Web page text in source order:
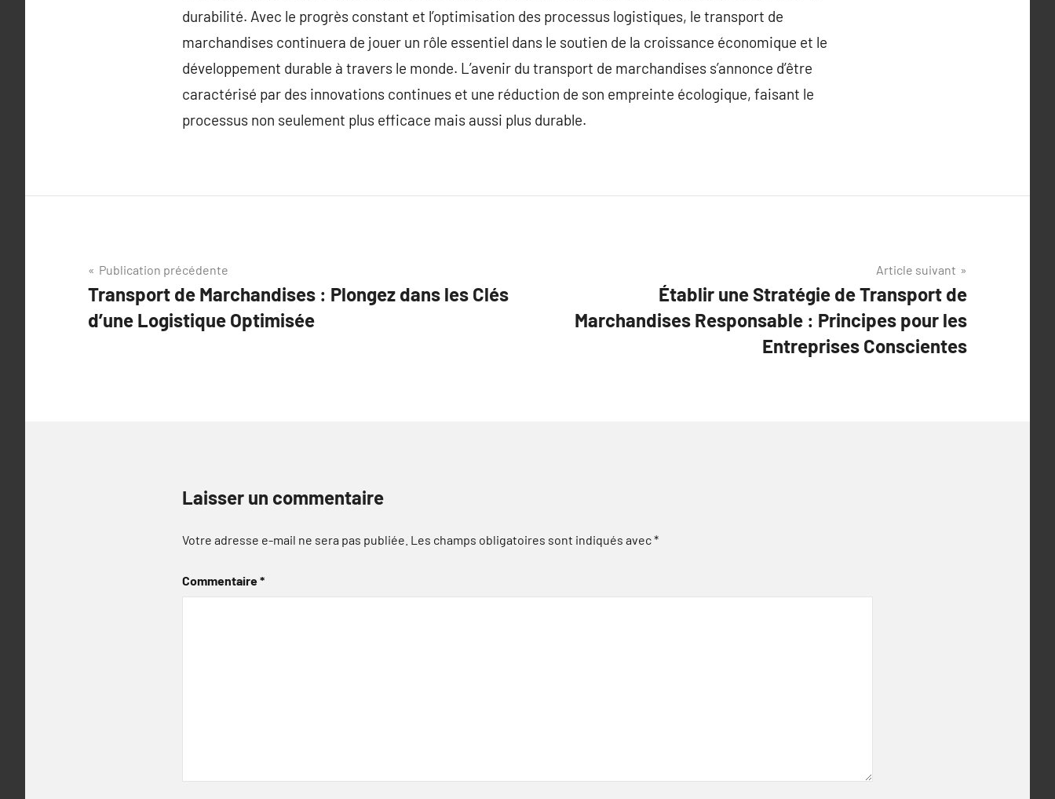
durabilité. Avec le progrès constant et l’optimisation des processus logistiques, le transport de
marchandises continuera de jouer un rôle essentiel dans le soutien de la croissance économique et le
développement durable à travers le monde. L’avenir du transport de marchandises s’annonce d’être
caractérisé par des innovations continues et une réduction de son empreinte écologique, faisant le
processus non seulement plus efficace mais aussi plus durable.
Navigation
de
l’article
Publication précédente
Transport de Marchandises : Plongez dans les Clés
d’une Logistique Optimisée
Article suivant
Établir une Stratégie de Transport de
Marchandises Responsable : Principes pour les
Entreprises Conscientes
Laisser un commentaire
Votre adresse e-mail ne sera pas publiée. Les champs obligatoires sont indiqués avec*
Commentaire*